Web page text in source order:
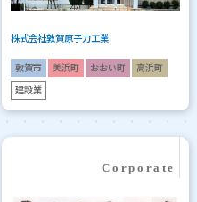
株式会社敦賀原子力工業
敦賀市 美浜町 おおい町 高浜町
建設業